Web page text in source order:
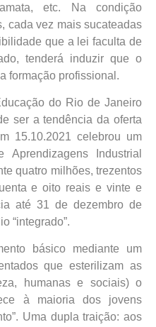
etc. Na condição
cada vez mais sucateadas
que a lei faculta de
tenderá induzir que o
formação profissional.
do Rio de Janeiro
ser a tendência da oferta
15.10.2021 celebrou um
Industrial
quatro milhões, trezentos
e oito reais e vinte e
até 31 de dezembro de
“integrado”.
básico mediante um
que esterilizam as
humanas e sociais) o
à maioria dos jovens
Uma dupla traição: aos